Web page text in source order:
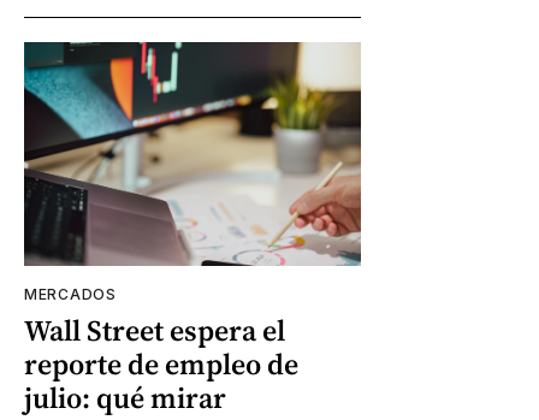
MERCADOS
Wall Street espera el
reporte de empleo de
julio: qué mirar